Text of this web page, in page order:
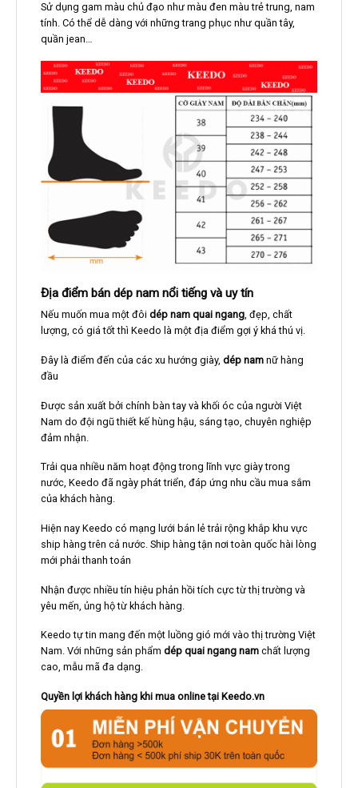
Sử dụng gam màu chủ đạo như màu đen màu trẻ trung, nam
tính. Có thể dễ dàng với những trang phục như quần tây,
quần jean…
Địa điểm bán dép nam nổi tiếng và uy tín
Nếu muốn mua một đôi dép nam quai ngang, đẹp, chất
lượng, có giá tốt thì Keedo là một địa điểm gợi ý khá thú vị.
Đây là điểm đến của các xu hướng giày, dép namnữ hàng
đầu
Được sản xuất bởi chính bàn tay và khối óc của người Việt
Nam do đội ngũ thiết kế hùng hậu, sáng tạo, chuyên nghiệp
đảm nhận.
Trải qua nhiều năm hoạt động trong lĩnh vực giày trong
nước, Keedo đã ngày phát triển, đáp ứng nhu cầu mua sắm
của khách hàng.
Hiện nay Keedo có mạng lưới bán lẻ trải rộng khắp khu vực
ship hàng trên cả nước. Ship hàng tận nơi toàn quốc hài lòng
mới phải thanh toán
Nhận được nhiều tín hiệu phản hồi tích cực từ thị trường và
yêu mến, ủng hộ từ khách hàng.
Keedo tự tin mang đến một luồng gió mới vào thị trường Việt
Nam. Với những sản phẩm dép quai ngang namchất lượng
cao, mẫu mã đa dạng.
Quyền lợi khách hàng khi mua online tại Keedo.vn